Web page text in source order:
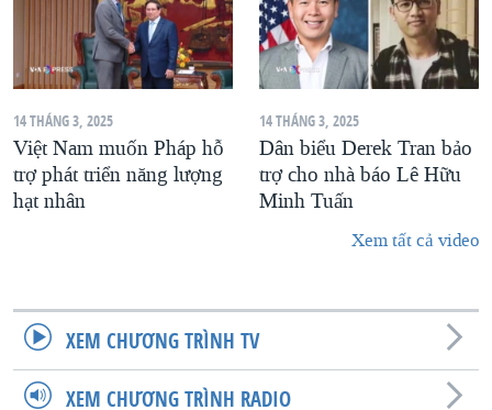
14 THÁNG 3, 2025
Việt Nam muốn Pháp hỗ
trợ phát triển năng lượng
hạt nhân
14 THÁNG 3, 2025
Dân biểu Derek Tran bảo
trợ cho nhà báo Lê Hữu
Minh Tuấn
Xem tất cả video
XEM CHƯƠNG TRÌNH TV
XEM CHƯƠNG TRÌNH RADIO